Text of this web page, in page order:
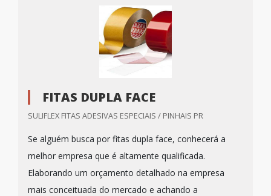
FITAS DUPLA FACE
SULIFLEX FITAS ADESIVAS ESPECIAIS / PINHAIS PR
Se alguém busca por fitas dupla face, conhecerá a
melhor empresa que é altamente qualificada.
Elaborando um orçamento detalhado na empresa
mais conceituada do mercado e achando a